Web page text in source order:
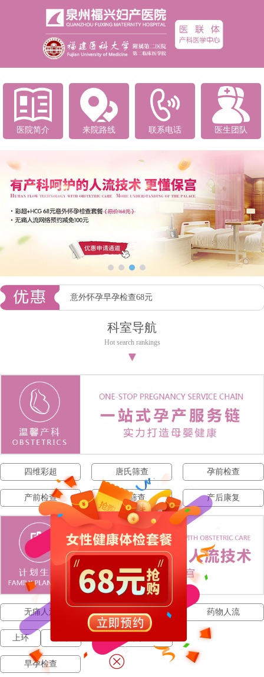
医院简介 来院路线 联系电话 医生团队
意外怀孕早孕检查68元
科室导航
Hot search rankings
▼
四维彩超 唐氏筛查 孕前检查
产前检查 NT筛查 产后康复
无痛人流 人流费用 药物人流
上环
早孕检查